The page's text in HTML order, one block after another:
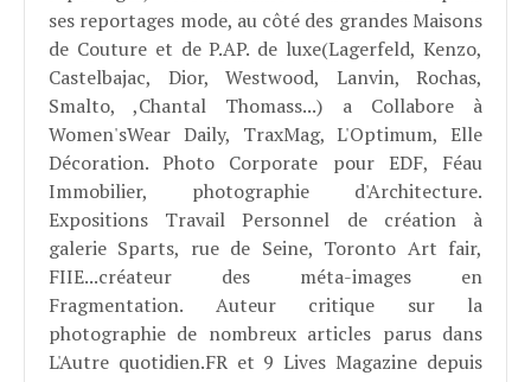
ses reportages mode, au côté des grandes Maisons
de Couture et de P.AP. de luxe(Lagerfeld, Kenzo,
Castelbajac, Dior, Westwood, Lanvin, Rochas,
Smalto, ,Chantal Thomass...) a Collabore à
Women'sWear Daily, TraxMag, L'Optimum, Elle
Décoration. Photo Corporate pour EDF, Féau
Immobilier, photographie d'Architecture.
Expositions Travail Personnel de création à
galerie Sparts, rue de Seine, Toronto Art fair,
FIIE...créateur des méta-images en
Fragmentation. Auteur critique sur la
photographie de nombreux articles parus dans
L'Autre quotidien.FR et 9 Lives Magazine depuis